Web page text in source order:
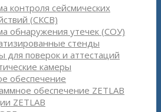
контроля сейсмических
(СКСВ)
обнаружения утечек (СОУ)
стенды
для поверок и аттестаций
камеры
обеспечение
обеспечение ZETLAB
ZETLAB